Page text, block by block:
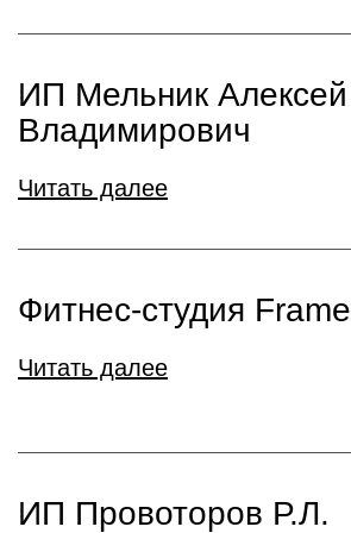
ИП Мельник Алексей
Владимирович
Читать далее
Фитнес-студия Frame
Читать далее
ИП Провоторов Р.Л.